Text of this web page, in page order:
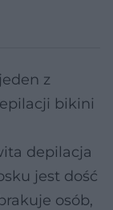
z
bikini
depilacja
jest dość
osób,